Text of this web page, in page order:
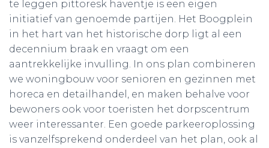
te leggen pittoresk haventje is een eigen
initiatief van genoemde partijen. Het Boogplein
in het hart van het historische dorp ligt al een
decennium braak en vraagt om een
aantrekkelijke invulling. In ons plan combineren
we woningbouw voor senioren en gezinnen met
horeca en detailhandel, en maken behalve voor
bewoners ook voor toeristen het dorpscentrum
weer interessanter. Een goede parkeeroplossing
is vanzelfsprekend onderdeel van het plan, ook al